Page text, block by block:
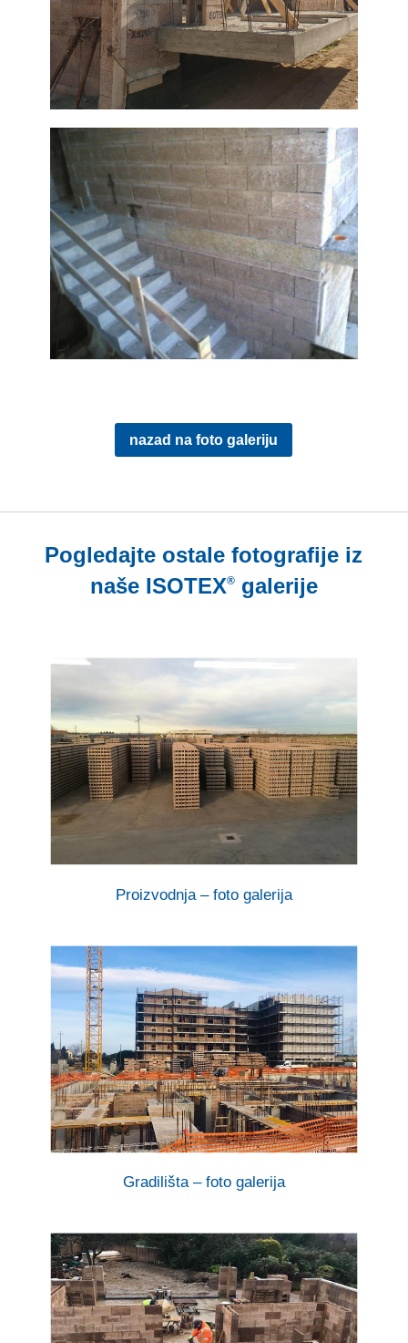
nazad na foto galeriju
Pogledajte ostale fotografije iz
naše ISOTEX®galerije
Proizvodnja – foto galerija
Gradilišta – foto galerija